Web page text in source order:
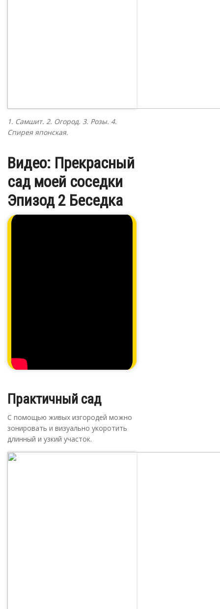
1. Самшит. 2. Огород. 3. Розы. 4.
Спирея японская.
Видео: Прекрасный
сад моей соседки
Эпизод 2 Беседка
Практичный сад
С помощью живых изгородей можно
зонировать и визуально укоротить
длинный и узкий участок.